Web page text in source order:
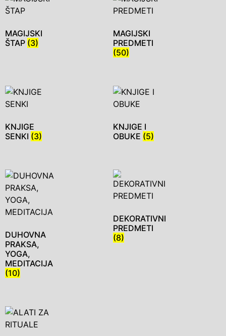
MAGIJSKI
ŠTAP (3)
MAGIJSKI
PREDMETI
(50)
KNJIGE
SENKI (3)
KNJIGE I
OBUKE (5)
DUHOVNA
PRAKSA,
YOGA,
MEDITACIJA
(10)
DEKORATIVNI
PREDMETI
(8)